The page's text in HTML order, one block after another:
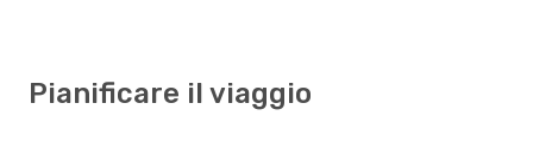
Pianificare il viaggio